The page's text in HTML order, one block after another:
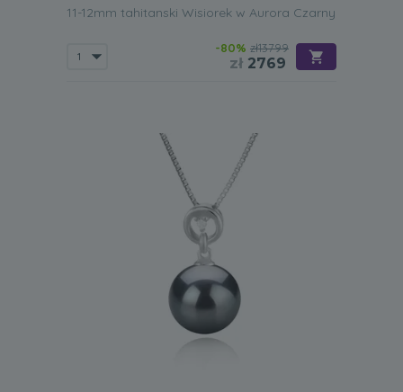
11-12mm tahitanski Wisiorek w Aurora Czarny
-80% zł13799
zł 2769